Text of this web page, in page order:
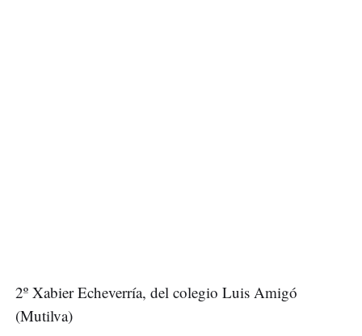
2º Xabier Echeverría, del colegio Luis Amigó
(Mutilva)